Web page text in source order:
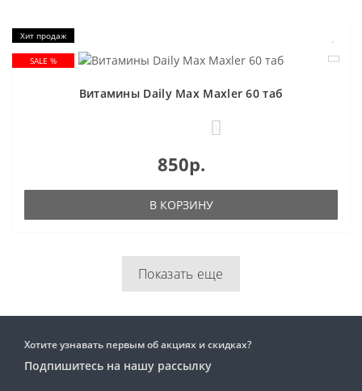
Хит продаж
SALE %
Витамины Daily Max Maxler 60 таб
850р.
В КОРЗИНУ
Показать еще
Хотите узнавать первым об акциях и скидках?
Подпишитесь на нашу рассылку